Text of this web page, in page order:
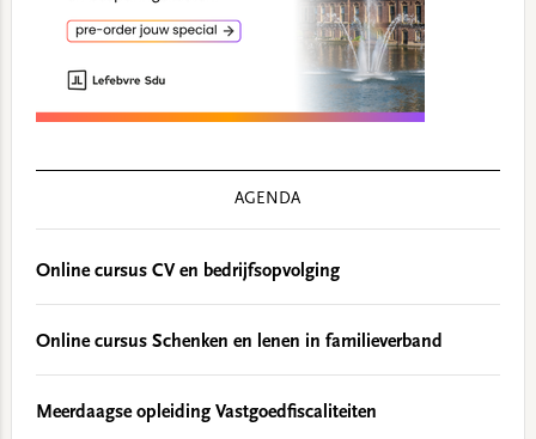
AGENDA
Online cursus CV en bedrijfsopvolging
Online cursus Schenken en lenen in familieverband
Meerdaagse opleiding Vastgoedfiscaliteiten